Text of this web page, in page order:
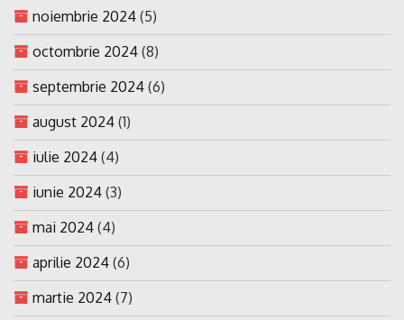
noiembrie 2024 (5)
octombrie 2024 (8)
septembrie 2024 (6)
august 2024 (1)
iulie 2024 (4)
iunie 2024 (3)
mai 2024 (4)
aprilie 2024 (6)
martie 2024 (7)